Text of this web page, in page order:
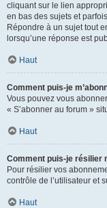
cliquant sur le lien
en bas des sujets et
Répondre à un sujet tout
lorsqu’une réponse est
Haut
Comment puis-je
Vous pouvez vous
« S’abonner au forum »
Haut
Comment puis-je résilier
Pour résilier vos
contrôle de l’utilisateur et
Haut